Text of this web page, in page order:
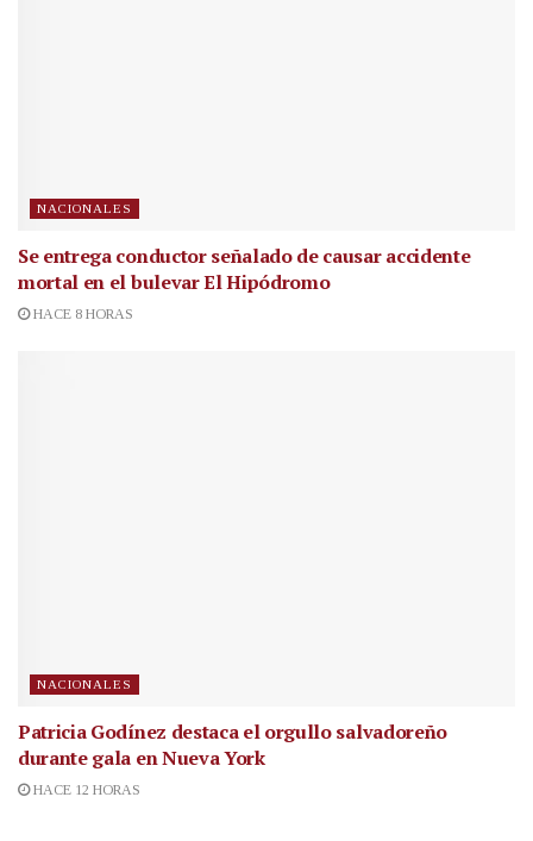
NACIONALES
Se entrega conductor señalado de causar accidente
mortal en el bulevar El Hipódromo
HACE 8 HORAS
NACIONALES
Patricia Godínez destaca el orgullo salvadoreño
durante gala en Nueva York
HACE 12 HORAS